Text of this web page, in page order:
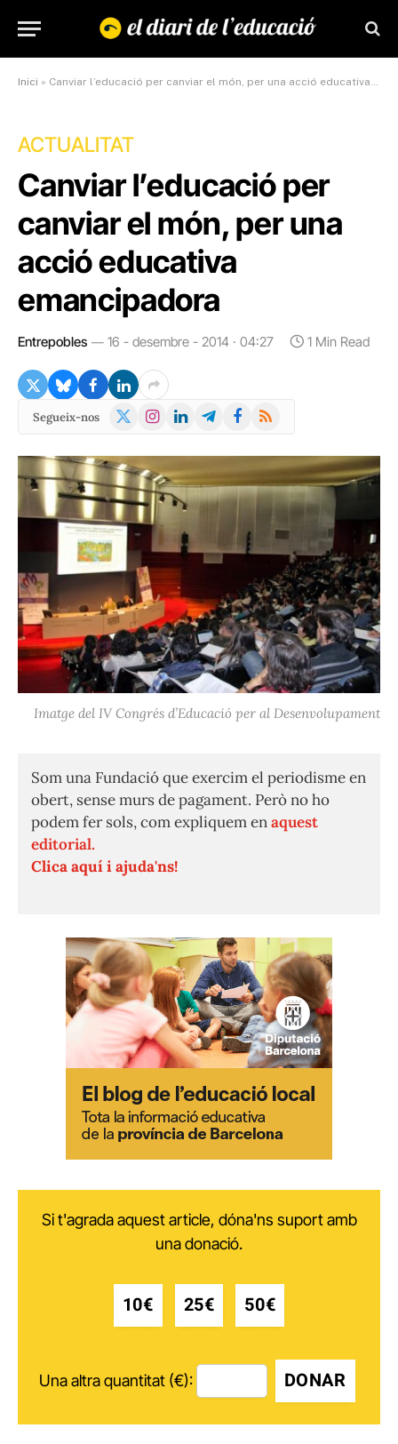
Inici » Canviar l’educació per canviar el món, per una acció educativa emancipadora
ACTUALITAT
Canviar l’educació per
canviar el món, per una
acció educativa
emancipadora
Entrepobles 16 - desembre - 2014 · 04:27 1 Min Read
Segueix-nos
X
Instagram
LinkedInTelegramFacebook
RSS
Imatge del IV Congrés d’Educació per al Desenvolupament
Som una Fundació que exercim el periodisme en
obert, sense murs de pagament. Però no ho
podem fer sols, com expliquem enaquest
editorial.
Clica aquí i ajuda'ns!
Si t'agrada aquest article, dóna'ns suport amb
una donació.
10€ 25€ 50€
Una altra quantitat (€): DONAR